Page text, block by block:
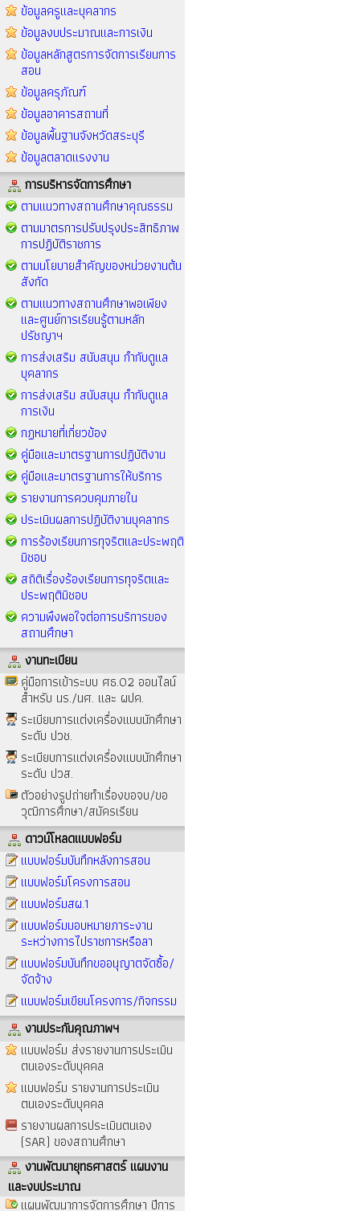
ข้อมูลครูและบุคลากร
ข้อมูลงบประมาณและการเงิน
ข้อมูลหลักสูตรการจัดการเรียนการ
สอน
ข้อมูลครุภัณฑ์
ข้อมูลอาคารสถานที่
ข้อมูลพื้นฐานจังหวัดสระบุรี
ข้อมูลตลาดแรงงาน
การบริหารจัดการศึกษา
ตามแนวทางสถานศึกษาคุณธรรม
ตามมาตรการปรับปรุงประสิทธิภาพ
การปฏิบัติราชการ
ตามนโยบายสำคัญของหน่วยงานต้น
สังกัด
ตามแนวทางสถานศึกษาพอเพียง
และศูนย์การเรียนรู้ตามหลัก
ปรัชญาฯ
การส่งเสริม สนับสนุน กำกับดูแล
บุคลากร
การส่งเสริม สนับสนุน กำกับดูแล
การเงิน
กฏหมายที่เกี่ยวข้อง
คู่มือและมาตรฐานการปฏิบัติงาน
คู่มือและมาตรฐานการให้บริการ
รายงานการควบคุมภายใน
ประเมินผลการปฏิบัติงานบุคลากร
การร้องเรียนการทุจริตและประพฤติ
มิชอบ
สถิติเรื่องร้องเรียนการทุจริตและ
ประพฤติมิชอบ
ความพึงพอใจต่อการบริการของ
สถานศึกษา
งานทะเบียน
คู่มือการเข้าระบบ ศธ.02 ออนไลน์
สำหรับ นร./นศ. และ ผปค.
ระเบียบการแต่งเครื่องแบบนักศึกษา
ระดับ ปวช.
ระเบียบการแต่งเครื่องแบบนักศึกษา
ระดับ ปวส.
ตัวอย่างรูปถ่ายทำเรื่องขอจบ/ขอ
วุฒิการศึกษา/สมัครเรียน
ดาวน์โหลดแบบฟอร์ม
แบบฟอร์มบันทึกหลังการสอน
แบบฟอร์มโครงการสอน
แบบฟอร์มสผ.1
แบบฟอร์มมอบหมายภาระงาน
ระหว่างการไปราชการหรือลา
แบบฟอร์มบันทึกขออนุญาตจัดซื้อ/
จัดจ้าง
แบบฟอร์มเขียนโครงการ/กิจกรรม
งานประกันคุณภาพฯ
แบบฟอร์ม ส่งรายงานการประเมิน
ตนเองระดับบุคคล
แบบฟอร์ม รายงานการประเมิน
ตนเองระดับบุคคล
รายงานผลการประเมินตนเอง
(SAR) ของสถานศึกษา
งานพัฒนายุทธศาสตร์ แผนงาน
และงบประมาณ
แผนพัฒนาการจัดการศึกษา ปีการ